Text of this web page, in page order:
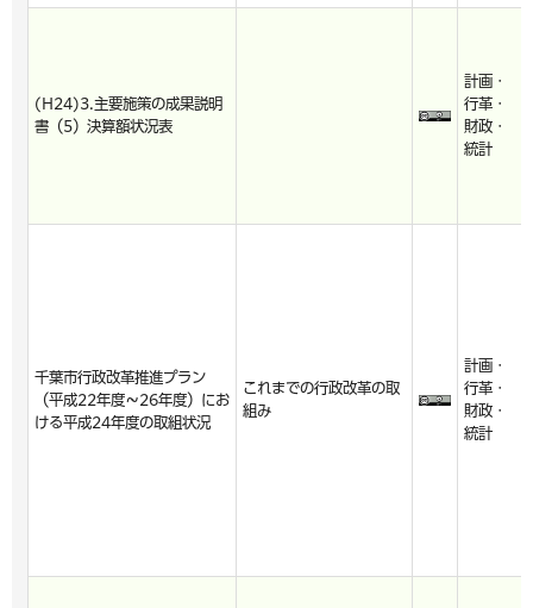
(H24)3.主要施策の成果説明
書（5）決算額状況表
計画・
行革・
財政・
統計
千葉市行政改革推進プラン
（平成22年度～26年度）にお
ける平成24年度の取組状況
これまでの行政改革の取
組み
計画・
行革・
財政・
統計